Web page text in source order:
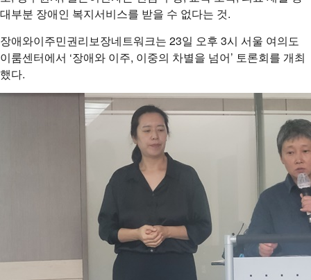
대부분 장애인 복지서비스를 받을 수 없다는 것.
장애와이주민권리보장네트워크는 23일 오후 3시 서울 여의도
이룸센터에서 ‘장애와 이주, 이중의 차별을 넘어’ 토론회를 개최
했다.